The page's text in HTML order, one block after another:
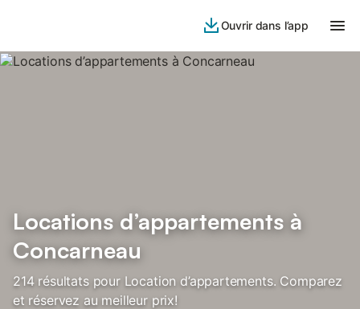
Ouvrir dans l’app
Locations d’appartements à
Concarneau
214 résultats pour Location d’appartements. Comparez
et réservez au meilleur prix!